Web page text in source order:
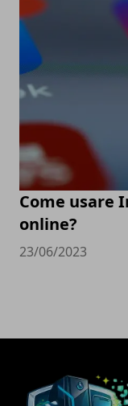
Come usare
online?
23/06/2023